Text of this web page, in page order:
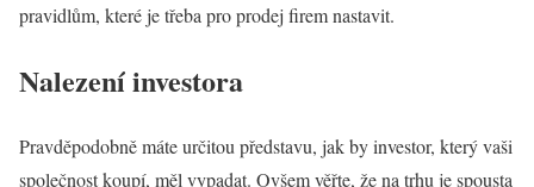
pravidlům, které je třeba pro prodej firem nastavit.
Nalezení investora
Pravděpodobně máte určitou představu, jak by investor, který vaši
společnost koupí, měl vypadat. Ovšem věřte, že na trhu je spousta